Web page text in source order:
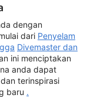
dengan
dari Penyelam
Divemaster dan
ini menciptakan
anda dapat
terinspirasi
baru .